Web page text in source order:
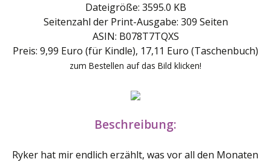
Dateigröße: 3595.0 KB
Seitenzahl der Print-Ausgabe: 309 Seiten
ASIN: B078T7TQXS
Preis: 9,99 Euro (für Kindle), 17,11 Euro (Taschenbuch)
zum Bestellen auf das Bild klicken!
Beschreibung:
Ryker hat mir endlich erzählt, was vor all den Monaten